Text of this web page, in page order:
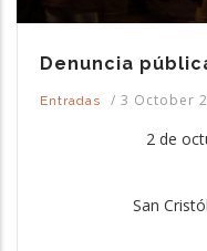
Denuncia
Entradas / 3 October
2 de octubre
San Cristóbal